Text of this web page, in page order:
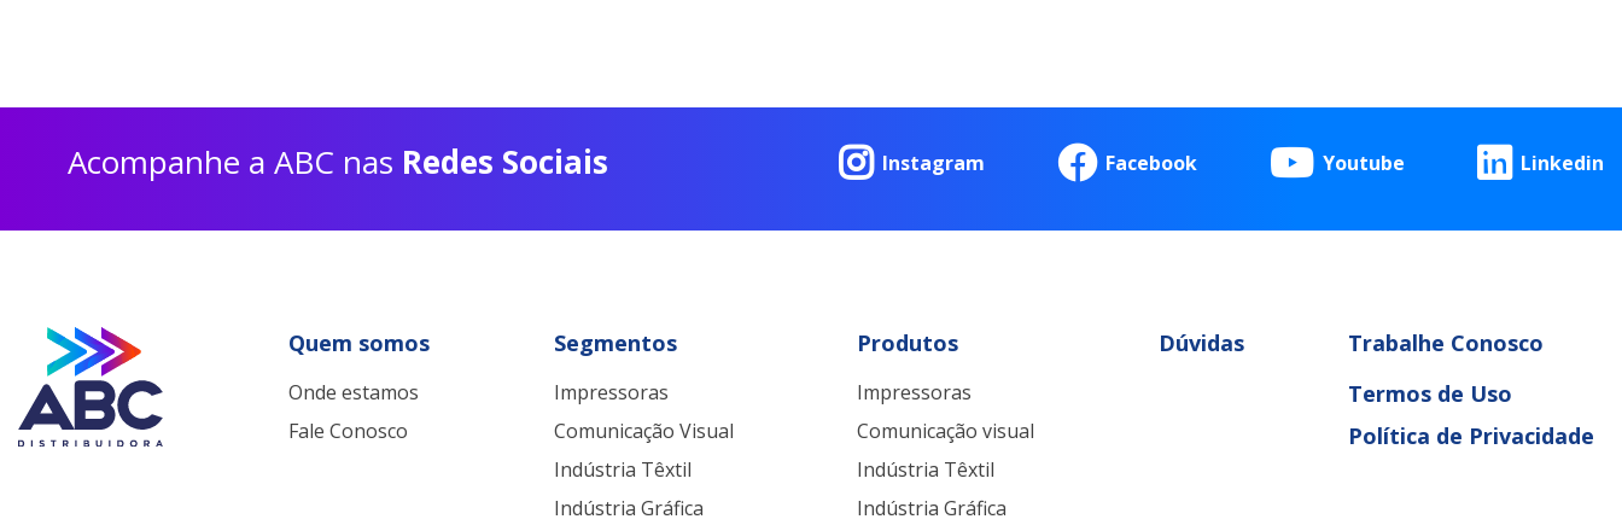
Acompanhe a ABC nas Redes Sociais Instagram Facebook Youtube Linkedin
Quem somos
Onde estamos
Fale Conosco
Segmentos
Impressoras
Comunicação Visual
Indústria Têxtil
Indústria Gráfica
Produtos
Impressoras
Comunicação visual
Indústria Têxtil
Indústria Gráfica
Dúvidas
Trabalhe Conosco
Termos de Uso
Política de Privacidade